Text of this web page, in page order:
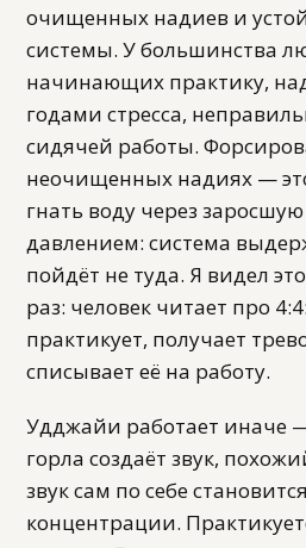
очищенных надиев и
системы. У большинства
начинающих практику,
годами стресса,
сидячей работы.
неочищенных надиях —
гнать воду через
давлением: система
пойдёт не туда. Я видел
раз: человек читает про
практикует, получает
списывает её на работу.
Удджайи работает иначе
горла создаёт звук,
звук сам по себе
концентрации.